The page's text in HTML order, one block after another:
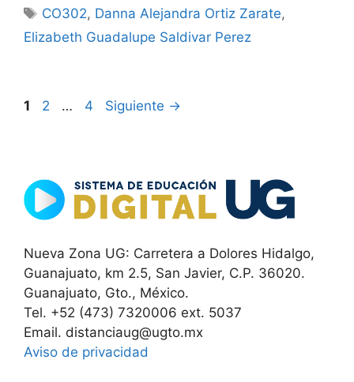
Etiquetas
CO302, Danna Alejandra Ortiz Zarate,
Elizabeth Guadalupe Saldivar Perez
Página
1 Página
2 … Página
4 Siguiente →
Nueva Zona UG: Carretera a Dolores Hidalgo,
Guanajuato, km 2.5, San Javier, C.P. 36020.
Guanajuato, Gto., México.
Tel. +52 (473) 7320006 ext. 5037
Email. distanciaug@ugto.mx
Aviso de privacidad